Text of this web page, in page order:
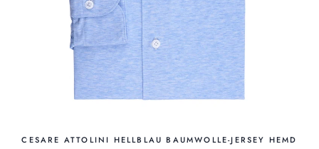
CESARE ATTOLINI HELLBLAU BAUMWOLLE-JERSEY HEMD